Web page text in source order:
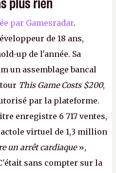
par Gamesradar.
de 18 ans,
up de l'année. Sa
un assemblage bancal
This Game Costs $200,
par la plateforme.
enregistre 6 717 ventes,
virtuel de 1,3 million
un arrêt cardiaque»,
sans compter sur la